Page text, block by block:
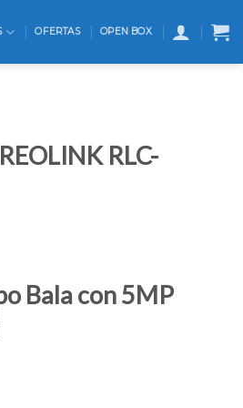
OFERTAS OPEN BOX
RLC-
Bala con 5MP